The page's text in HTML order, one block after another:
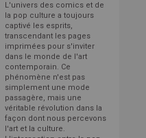
L'univers des comics et de
la pop culture a toujours
captivé les esprits,
transcendant les pages
imprimées pour s'inviter
dans le monde de l'art
contemporain. Ce
phénomène n'est pas
simplement une mode
passagère, mais une
véritable révolution dans la
façon dont nous percevons
l'art et la culture.